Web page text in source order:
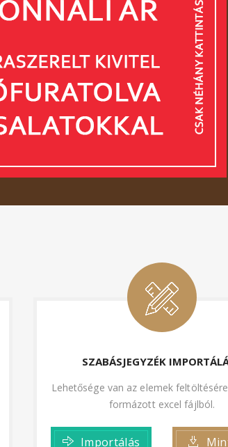
SZABÁSJEGYZÉK
Lehetősége van az elemek
formázott excel fájlból.
Importálás